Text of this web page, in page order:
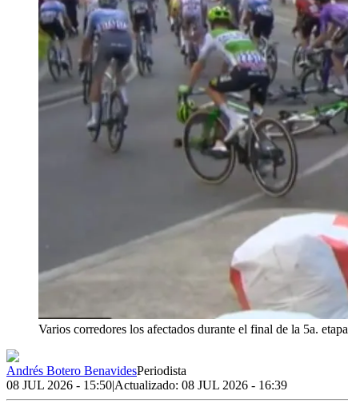
Varios corredores los afectados durante el final de la 5a.
Andrés Botero BenavidesPeriodista
08 JUL 2026 - 15:50|Actualizado: 08 JUL 2026 - 16:39